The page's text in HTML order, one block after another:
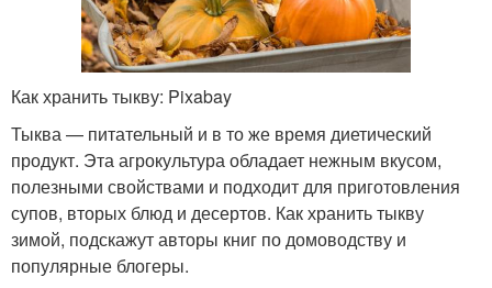
Как хранить тыкву: Pixabay
Тыква — питательный и в то же время диетический
продукт. Эта агрокультура обладает нежным вкусом,
полезными свойствами и подходит для приготовления
супов, вторых блюд и десертов. Как хранить тыкву
зимой, подскажут авторы книг по домоводству и
популярные блогеры.